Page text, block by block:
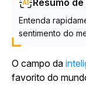
Resumo de
Entenda
sentimento do
O campo da
favorito do